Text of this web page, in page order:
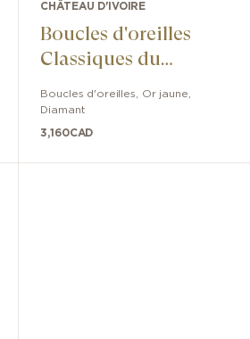
CHÂTEAU D'IVOIRE
Boucles d'oreilles
Classiques du
Boucles d'oreilles Or jaune
Diamant
3,160CAD